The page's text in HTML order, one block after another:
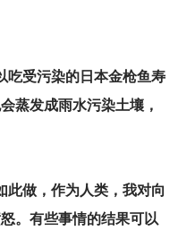
吃受污染的日本金枪鱼寿
蒸发成雨水污染土壤，
此做，作为人类，我对向
。有些事情的结果可以